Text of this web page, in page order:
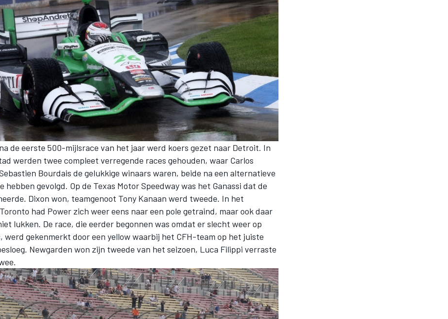
de eerste 500-mijlsrace van het jaar werd koers gezet naar Detroit. In
werden twee compleet verregende races gehouden, waar Carlos
Bourdais de gelukkige winaars waren, beide na een alternatieve
hebben gevolgd. Op de Texas Motor Speedway was het Ganassi dat de
Dixon won, teamgenoot Tony Kanaan werd tweede. In het
had Power zich weer eens naar een pole getraind, maar ook daar
lukken. De race, die eerder begonnen was omdat er slecht weer op
werd gekenmerkt door een yellow waarbij het CFH-team op het juiste
Newgarden won zijn tweede van het seizoen, Luca Filippi verraste